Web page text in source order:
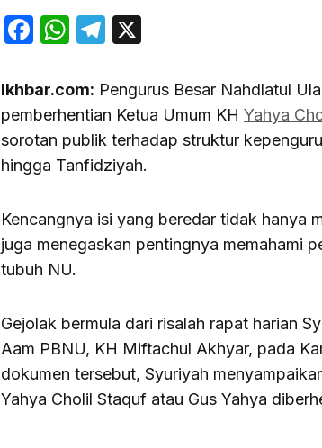
Facebook
WhatsApp
Telegram
Ikhbar.com: Pengurus Besar Nahdlatul
pemberhentian Ketua Umum KH Yahya
sorotan publik terhadap struktur
hingga Tanfidziyah.
Kencangnya isi yang beredar tidak hanya
juga menegaskan pentingnya memahami
tubuh NU.
Gejolak bermula dari risalah rapat harian
Aam PBNU, KH Miftachul Akhyar, pada
dokumen tersebut, Syuriyah
Yahya Cholil Staquf atau Gus Yahya